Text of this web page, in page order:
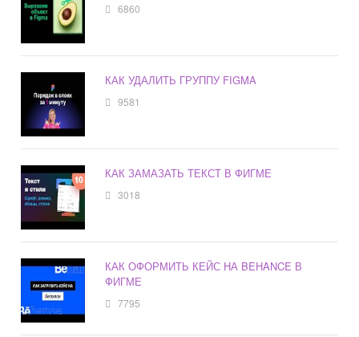
6860
КАК УДАЛИТЬ ГРУППУ FIGMA
9581
КАК ЗАМАЗАТЬ ТЕКСТ В ФИГМЕ
3018
КАК ОФОРМИТЬ КЕЙС НА BEHANCE В
ФИГМЕ
7795